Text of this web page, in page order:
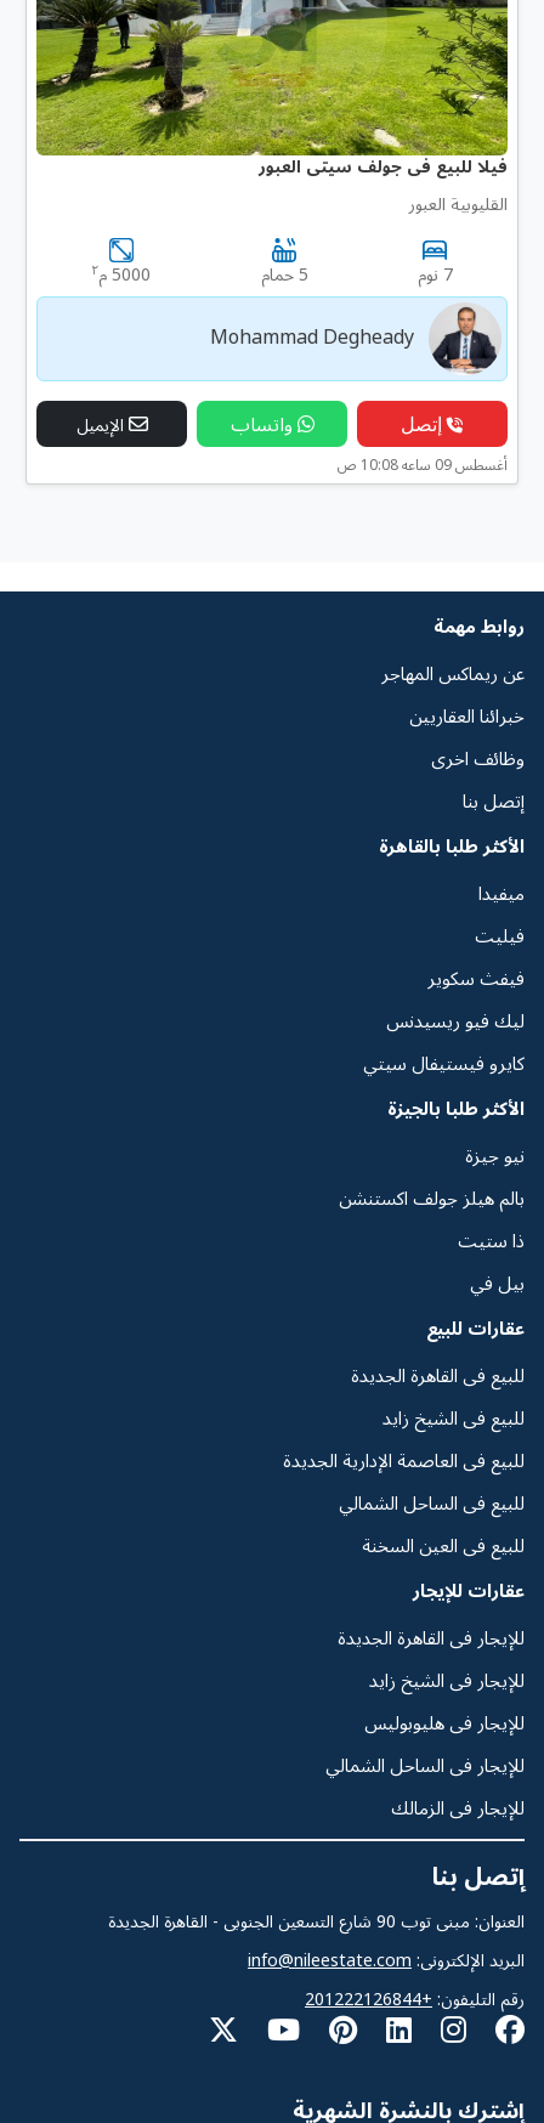
فيلا للبيع فى جولف سيتى العبور
القليوبية العبور
7 نوم 5 حمام 5000 م ٢
Mohammad Degheady
إتصل واتساب الإيميل
أغسطس 09 ساعه 10:08 ص
روابط مهمة
عن ريماكس المهاجر
خبرائنا العقاريين
وظائف اخرى
إتصل بنا
الأكثر طلبا بالقاهرة
ميفيدا
فيليت
فيفث سكوير
ليك فيو ريسيدنس
كايرو فيستيفال سيتي
الأكثر طلبا بالجيزة
نيو جيزة
بالم هيلز جولف اكستنشن
ذا ستيت
بيل في
عقارات للبيع
للبيع فى القاهرة الجديدة
للبيع فى الشيخ زايد
للبيع فى العاصمة الإدارية الجديدة
للبيع فى الساحل الشمالي
للبيع فى العين السخنة
عقارات للإيجار
للإيجار فى القاهرة الجديدة
للإيجار فى الشيخ زايد
للإيجار فى هليوبوليس
للإيجار فى الساحل الشمالي
للإيجار فى الزمالك
إتصل بنا
العنوان: مبنى توب 90 شارع التسعين الجنوبى - القاهرة الجديدة
البريد الإلكترونى: info@nileestate.com
رقم التليفون: +201222126844
إشترك بالنشرة الشهرية